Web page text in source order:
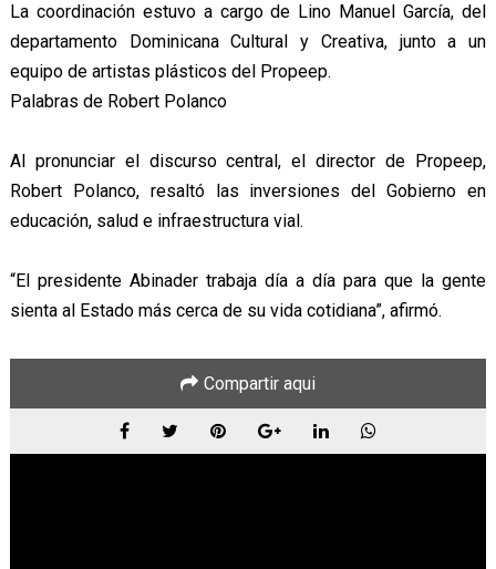
La coordinación estuvo a cargo de Lino Manuel García, del
departamento Dominicana Cultural y Creativa, junto a un
equipo de artistas plásticos del Propeep.
Palabras de Robert Polanco
Al pronunciar el discurso central, el director de Propeep,
Robert Polanco, resaltó las inversiones del Gobierno en
educación, salud e infraestructura vial.
“El presidente Abinader trabaja día a día para que la gente
sienta al Estado más cerca de su vida cotidiana”, afirmó.
Compartir aqui